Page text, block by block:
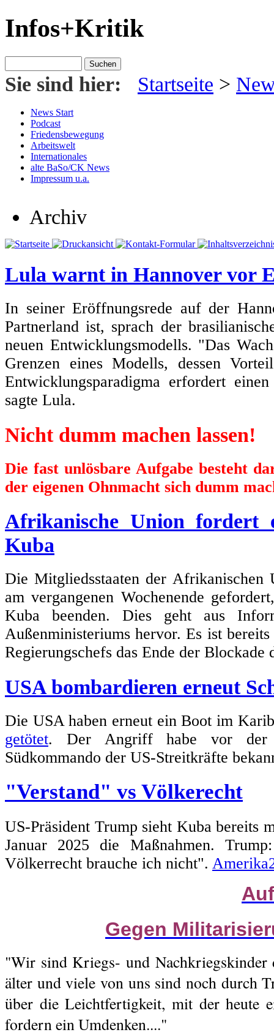
Infos+Kritik
Sie sind hier: Startseite >
News Start
Podcast
Friedensbewegung
Arbeitswelt
Internationales
alte BaSo/CK News
Impressum u.a.
Archiv
Lula warnt in Hannover vor
In seiner Eröffnungsrede auf der
Partnerland ist, sprach der
neuen Entwicklungsmodells. "Das
Grenzen eines Modells, dessen
Entwicklungsparadigma erfordert
sagte Lula.
Nicht dumm machen lassen!
Die fast unlösbare Aufgabe besteht
der eigenen Ohnmacht sich dumm
Afrikanische Union fordert
Kuba
Die Mitgliedsstaaten der
am vergangenen Wochenende
Kuba beenden. Dies geht aus
Außenministeriums hervor. Es ist
Regierungschefs das Ende der
USA bombardieren erneut
Die USA haben erneut ein Boot im
getötet. Der Angriff habe vor der
Südkommando der US-Streitkräfte
"Verstand" vs Völkerecht
US-Präsident Trump sieht Kuba bereits
Januar 2025 die Maßnahmen.
Völkerrecht brauche ich nicht".
Gegen
"Wir sind Kriegs- und Nachkriegskinder
älter und viele von uns sind noch durch
über die Leichtfertigkeit, mit der heute
fordern ein Umdenken...."